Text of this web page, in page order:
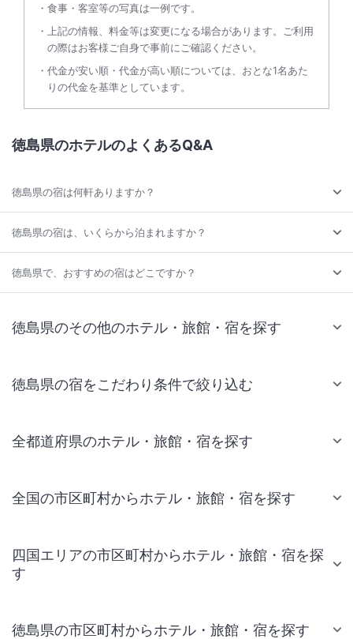
食事・客室等の写真は一例です。
上記の情報、料金等は変更になる場合があります。ご利用
の際はお客様ご自身で事前にご確認ください。
代金が安い順・代金が高い順については、おとな1名あた
りの代金を基準としています。
徳島県のホテルのよくあるQ&A
徳島県の宿は何軒ありますか？
徳島県の宿は、いくらから泊まれますか？
徳島県で、おすすめの宿はどこですか？
徳島県のその他のホテル・旅館・宿を探す
徳島県の宿をこだわり条件で絞り込む
全都道府県のホテル・旅館・宿を探す
全国の市区町村からホテル・旅館・宿を探す
四国エリアの市区町村からホテル・旅館・宿を探
す
徳島県の市区町村からホテル・旅館・宿を探す